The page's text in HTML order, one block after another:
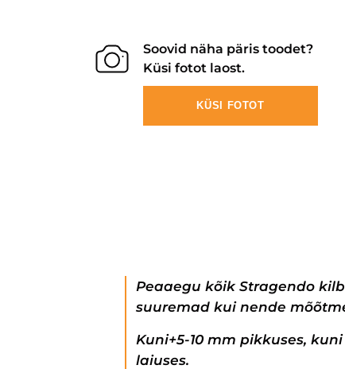
Soovid näha päris toodet?
Küsi fotot laost.
KÜSI FOTOT
Peaaegu kõik Stragendo
suuremad kui nende
Kuni+5-10 mm pikkuses,
laiuses.